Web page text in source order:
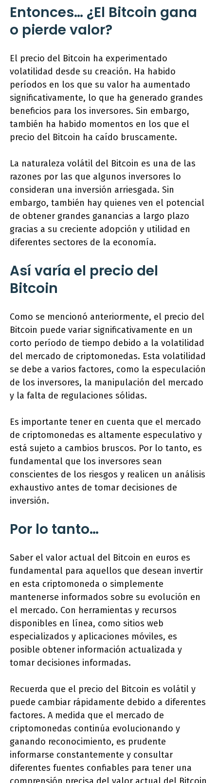
Entonces… ¿El Bitcoin gana
o pierde valor?
El precio del Bitcoin ha experimentado
volatilidad desde su creación. Ha habido
períodos en los que su valor ha aumentado
significativamente, lo que ha generado grandes
beneficios para los inversores. Sin embargo,
también ha habido momentos en los que el
precio del Bitcoin ha caído bruscamente.
La naturaleza volátil del Bitcoin es una de las
razones por las que algunos inversores lo
consideran una inversión arriesgada. Sin
embargo, también hay quienes ven el potencial
de obtener grandes ganancias a largo plazo
gracias a su creciente adopción y utilidad en
diferentes sectores de la economía.
Así varía el precio del
Bitcoin
Como se mencionó anteriormente, el precio del
Bitcoin puede variar significativamente en un
corto período de tiempo debido a la volatilidad
del mercado de criptomonedas. Esta volatilidad
se debe a varios factores, como la especulación
de los inversores, la manipulación del mercado
y la falta de regulaciones sólidas.
Es importante tener en cuenta que el mercado
de criptomonedas es altamente especulativo y
está sujeto a cambios bruscos. Por lo tanto, es
fundamental que los inversores sean
conscientes de los riesgos y realicen un análisis
exhaustivo antes de tomar decisiones de
inversión.
Por lo tanto…
Saber el valor actual del Bitcoin en euros es
fundamental para aquellos que desean invertir
en esta criptomoneda o simplemente
mantenerse informados sobre su evolución en
el mercado. Con herramientas y recursos
disponibles en línea, como sitios web
especializados y aplicaciones móviles, es
posible obtener información actualizada y
tomar decisiones informadas.
Recuerda que el precio del Bitcoin es volátil y
puede cambiar rápidamente debido a diferentes
factores. A medida que el mercado de
criptomonedas continúa evolucionando y
ganando reconocimiento, es prudente
informarse constantemente y consultar
diferentes fuentes confiables para tener una